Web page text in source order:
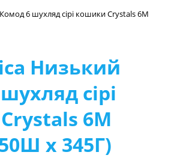
Низький
сірі
6М
х 345Г)